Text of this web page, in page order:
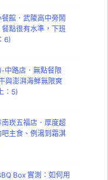
館．武陵高中旁鬧
點很有水準，下班
6)
中路店．無點餐限
與澎湃海鮮無限爽
：5)
崁五福店．厚度超
主食、例湯到霜淇
Box 實測：如何用